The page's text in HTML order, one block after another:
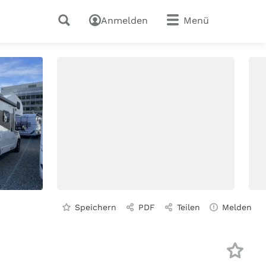
Anmelden Menü
Speichern PDF Teilen Melden